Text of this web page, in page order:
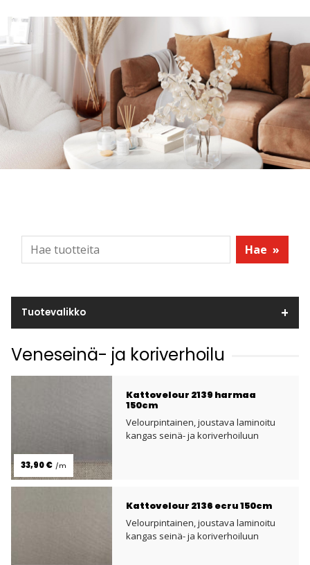
Hae »
Tuotevalikko
Veneseinä- ja koriverhoilu
Kattovelour 2139 harmaa
150cm
Velourpintainen, joustava laminoitu
kangas seinä- ja koriverhoiluun
33,90 € /m
Kattovelour 2136 ecru 150cm
Velourpintainen, joustava laminoitu
kangas seinä- ja koriverhoiluun